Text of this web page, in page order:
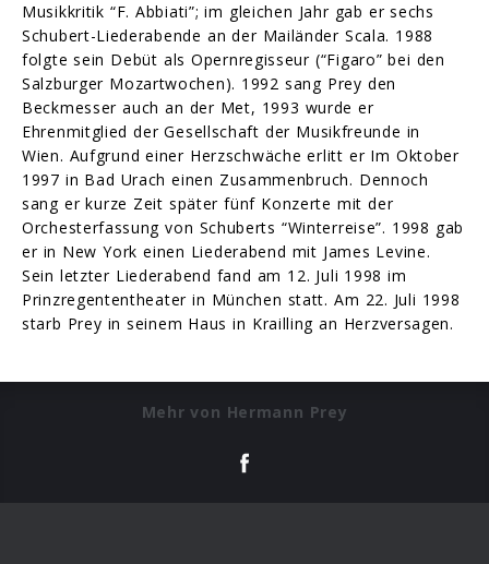
Musikkritik “F. Abbiati”; im gleichen Jahr gab er sechs
Schubert-Liederabende an der Mailänder Scala. 1988
folgte sein Debüt als Opernregisseur (“Figaro” bei den
Salzburger Mozartwochen). 1992 sang Prey den
Beckmesser auch an der Met, 1993 wurde er
Ehrenmitglied der Gesellschaft der Musikfreunde in
Wien. Aufgrund einer Herzschwäche erlitt er Im Oktober
1997 in Bad Urach einen Zusammenbruch. Dennoch
sang er kurze Zeit später fünf Konzerte mit der
Orchesterfassung von Schuberts “Winterreise”. 1998 gab
er in New York einen Liederabend mit James Levine.
Sein letzter Liederabend fand am 12. Juli 1998 im
Prinzregententheater in München statt. Am 22. Juli 1998
starb Prey in seinem Haus in Krailling an Herzversagen.
Mehr von Hermann Prey